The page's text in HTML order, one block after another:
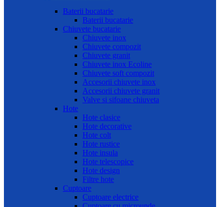
Baterii bucatarie
Baterii bucatarie
Chiuvete bucatarie
Chiuvete inox
Chiuvete compozit
Chiuvete granit
Chiuvete inox Ecoline
Chiuvete soft compozit
Accesorii chiuvete inox
Accesorii chiuvete granit
Valve si sifoane chiuveta
Hote
Hote clasice
Hote decorative
Hote colt
Hote rustice
Hote insula
Hote telescopice
Hote design
Filtre hote
Cuptoare
Cuptoare electrice